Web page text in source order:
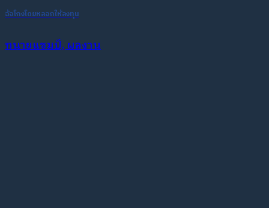
ฉ้อโกงโดยหลอกให้ลงทุน
ทนายแชมป์, ผลงาน